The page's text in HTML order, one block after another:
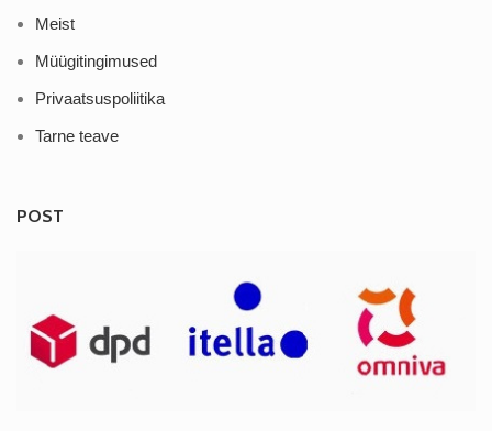
Meist
Müügitingimused
Privaatsuspoliitika
Tarne teave
POST